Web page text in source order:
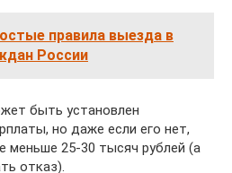
правила выезда в
России
быть установлен
но даже если его нет,
меньше 25-30 тысяч рублей (а
отказ).